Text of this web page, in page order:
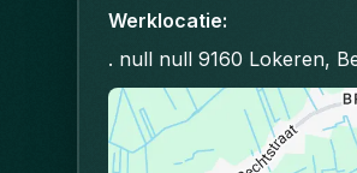
Werklocatie:
. null null 9160 Lokeren,